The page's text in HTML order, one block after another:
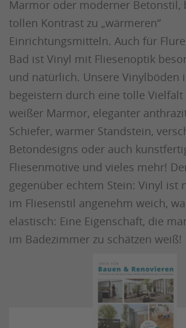
Marmor oder moderner Betonstil,
tollen Kontrast zu „wärmeren“
Einrichtungsmitteln. Auch für
Bad ist Vinyl mit Fliesenoptik
und natürlich. Unsere Vinylböden
begeistern durch eine tolle Vielfalt
weißer Marmor, eleganter
Schiefer, warmer Standstein,
Betondesigns oder auch
Fliesenmotive und vieles mehr!
gegenüber echtem Stein: Vinyl ist
im Fliesenstil angenehm weich,
elastisch: Eine Eigenschaft, die
im Badezimmer zu schätzen weiß!